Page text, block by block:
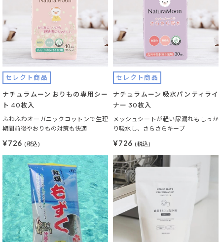
セレクト商品
ナチュラムーン おりもの専用シー
ト 40枚入
ふわふわオーガニックコットンで生理
期間前後やおりもの対策も快適
¥726 (税込)
セレクト商品
ナチュラムーン 吸水パンティライ
ナー 30枚入
メッシュシートが軽い尿漏れもしっか
り吸水し、さらさらキープ
¥726 (税込)